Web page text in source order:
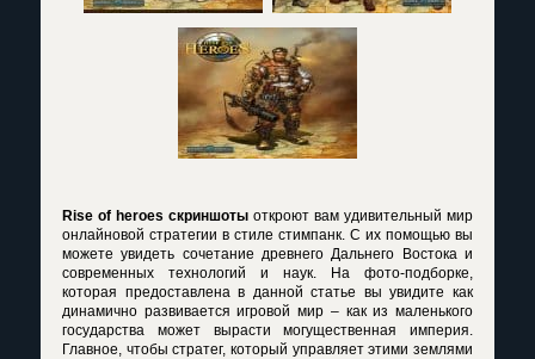
Rise of heroes скриншоты откроют вам удивительный мир
онлайновой стратегии в стиле стимпанк. С их помощью вы
можете увидеть сочетание древнего Дальнего Востока и
современных технологий и наук. На фото-подборке,
которая предоставлена в данной статье вы увидите как
динамично развивается игровой мир – как из маленького
государства может вырасти могущественная империя.
Главное, чтобы стратег, который управляет этими землями